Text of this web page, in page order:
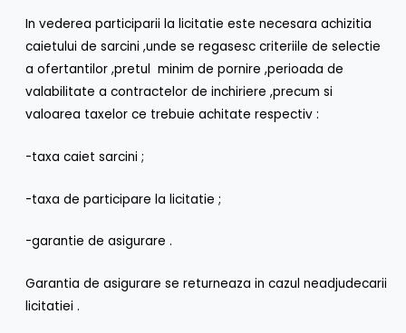
In vederea participarii la licitatie este necesara achizitia
caietului de sarcini ,unde se regasesc criteriile de selectie
a ofertantilor ,pretul minim de pornire ,perioada de
valabilitate a contractelor de inchiriere ,precum si
valoarea taxelor ce trebuie achitate respectiv :
-taxa caiet sarcini ;
-taxa de participare la licitatie ;
-garantie de asigurare .
Garantia de asigurare se returneaza in cazul neadjudecarii
licitatiei .